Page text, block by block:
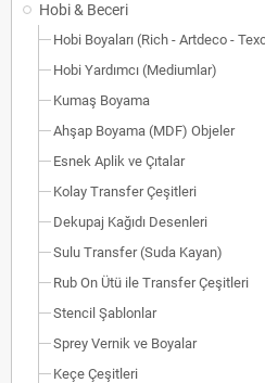
Hobi & Beceri
Hobi Boyaları (Rich - Artdeco -
Hobi Yardımcı (Mediumlar)
Kumaş Boyama
Ahşap Boyama (MDF) Objeler
Esnek Aplik ve Çıtalar
Kolay Transfer Çeşitleri
Dekupaj Kağıdı Desenleri
Sulu Transfer (Suda Kayan)
Rub On Ütü ile Transfer Çeşitleri
Stencil Şablonlar
Sprey Vernik ve Boyalar
Keçe Çeşitleri